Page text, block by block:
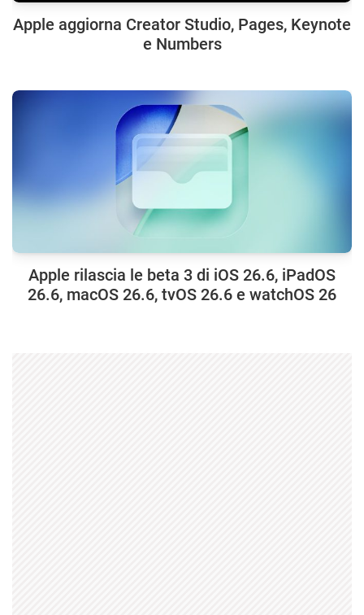
Apple aggiorna Creator Studio, Pages, Keynote
e Numbers
Apple rilascia le beta 3 di iOS 26.6, iPadOS
26.6, macOS 26.6, tvOS 26.6 e watchOS 26